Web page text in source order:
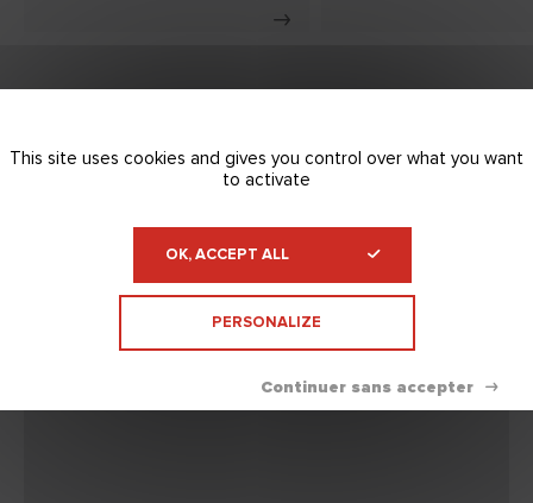
VIDÉO
This site uses cookies and gives you control over what you want
to activate
OK, ACCEPT ALL
PERSONALIZE